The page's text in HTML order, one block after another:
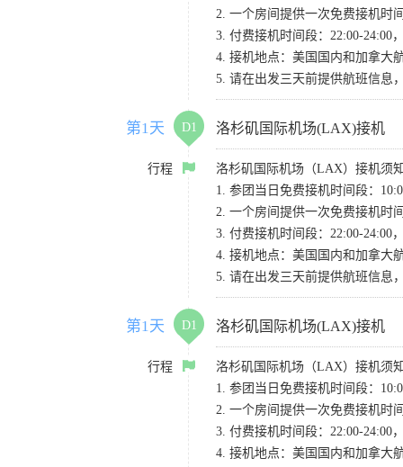
2. 一个房间提供一次免费接机时
3. 付费接机时间段：22:00-24:00
4. 接机地点：美国国内和加拿大
5. 请在出发三天前提供航班信息
第1天 D1 洛杉矶国际机场(LAX)接机
行程
洛杉矶国际机场（LAX）接机须
1. 参团当日免费接机时间段：
2. 一个房间提供一次免费接机时
3. 付费接机时间段：22:00-24:00
4. 接机地点：美国国内和加拿大
5. 请在出发三天前提供航班信息
第1天 D1 洛杉矶国际机场(LAX)接机
行程
洛杉矶国际机场（LAX）接机须
1. 参团当日免费接机时间段：
2. 一个房间提供一次免费接机时
3. 付费接机时间段：22:00-24:00
4. 接机地点：美国国内和加拿大